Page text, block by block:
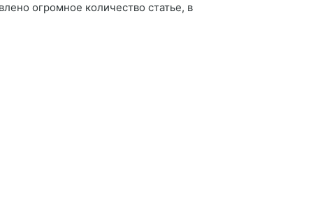
огромное количество статье, в